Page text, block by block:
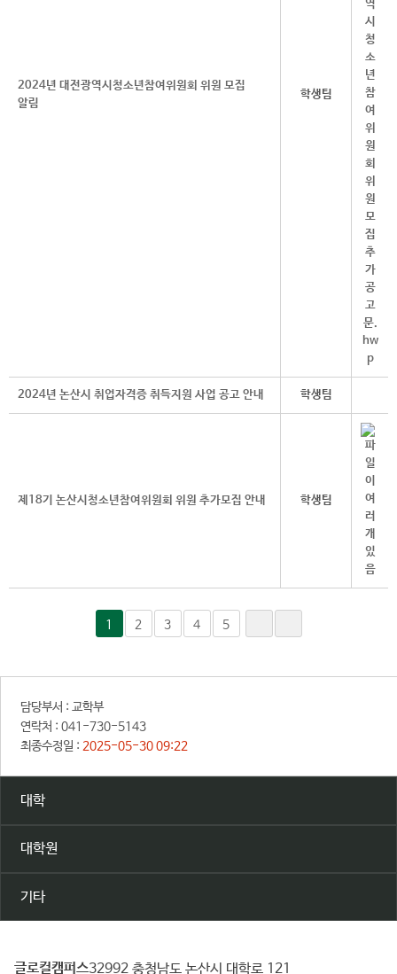
2024년 대전광역시청소년참여위원회 위원 모집
알림
학생팀
2024년 논산시 취업자격증 취득지원 사업 공고 안내 학생팀
제18기 논산시청소년참여위원회 위원 추가모집 안내 학생팀
1 2 3 4 5
담당부서 : 교학부
연락처 : 041-730-5143
최종수정일 : 2025-05-30 09:22
대학
대학원
기타
건글로컬캠퍼스 32992 충청남도 논산시 대학로 121